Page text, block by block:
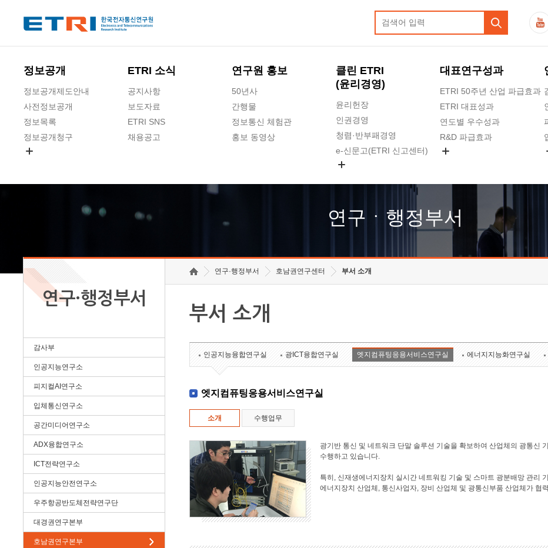
정보공개
정보공개제도안내
사전정보공개
정보목록
정보공개청구
ETRI 소식
공지사항
보도자료
ETRI SNS
채용공고
연구원 홍보
50년사
간행물
정보통신 체험관
홍보 동영상
클린 ETRI
(윤리경영)
윤리헌장
인권경영
청렴·반부패경영
e-신문고(ETRI 신고센터)
고객의소리
수의계약 현황
대표연구성과
ETRI 50주년 산업 파급효과
ETRI 대표성과
연도별 우수성과
R&D 파급효과
연구ㆍ행정부서
연구·행정부서
감사부
인공지능연구소
피지컬AI연구소
입체통신연구소
공간미디어연구소
ADX융합연구소
ICT전략연구소
인공지능안전연구소
우주항공반도체전략연구단
대경권연구본부
호남권연구본부
연구·행정부서 호남권연구센터 부서 소개
부서 소개
인공지능융합연구실 광ICT융합연구실 엣지컴퓨팅응용서비스연구실 에너지지능화연구실
엣지컴퓨팅응용서비스연구실
소개 수행업무
광기반 통신 및 네트워크 단말 솔루션 기술을 확보하여 산업체의 광통신
수행하고 있습니다.
특히, 신재생에너지장치 실시간 네트워킹 기술 및 스마트 광분배망 관리
에너지장치 산업체, 통신사업자, 장비 산업체 및 광통신부품 산업체가 협